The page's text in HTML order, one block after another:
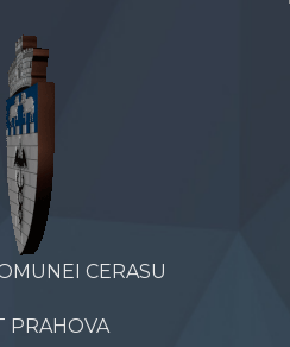
CERASU
PRAHOVA